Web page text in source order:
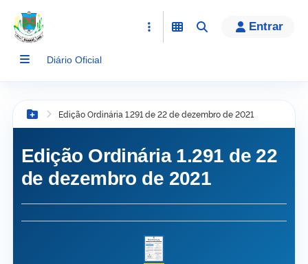
conteúdo
Entrar
Diário Oficial
Botão Menu
Edição Ordinária 1.291 de 22 de dezembro de 2021
Edição Ordinária 1.291 de 22
de dezembro de 2021